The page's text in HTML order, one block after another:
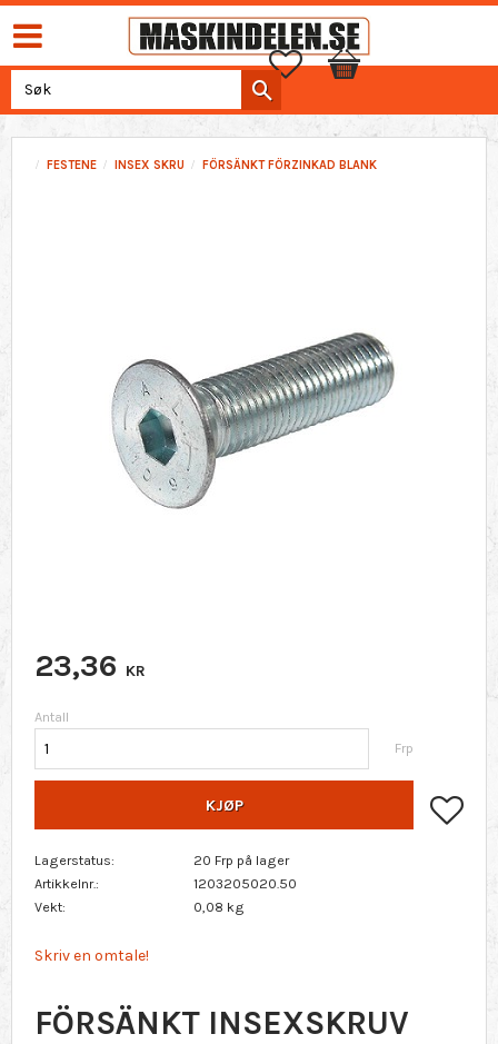
Favoritter
Handlekurv
FESTENE INSEX SKRU FÖRSÄNKT FÖRZINKAD BLANK
23,36 KR
Antall
Frp
KJØP
Lagerstatus
20 Frp på lager
Artikkelnr.
1203205020.50
Vekt
0,08 kg
Skriv en omtale!
FÖRSÄNKT INSEXSKRUV